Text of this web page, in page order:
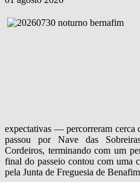
expectativas — percorreram cerca
passou por Nave das
Cordeiros, terminando com um
final do passeio contou com uma
pela Junta de Freguesia de